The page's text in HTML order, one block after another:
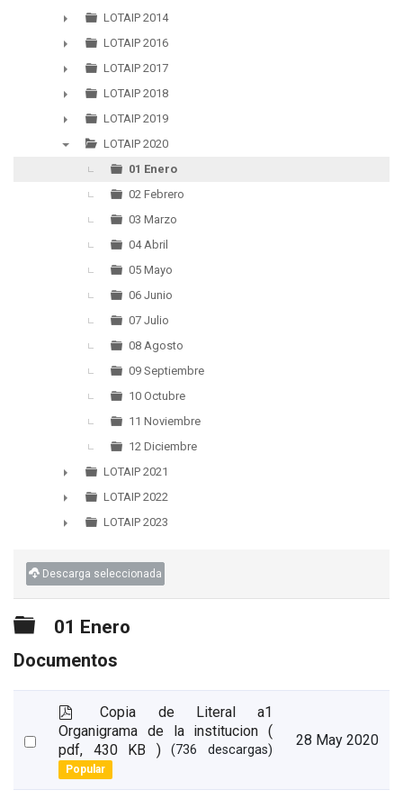
►
►
LOTAIP 2014
►
LOTAIP 2016
►
LOTAIP 2017
►
LOTAIP 2018
►
LOTAIP 2019
LOTAIP 2020
01 Enero
02 Febrero
03 Marzo
04 Abril
05 Mayo
06 Junio
07 Julio
08 Agosto
09 Septiembre
10 Octubre
11 Noviembre
12 Diciembre
►
LOTAIP 2021
►
LOTAIP 2022
LOTAIP 2023
Descarga seleccionada
Carpeta
01 Enero
Documentos
Select
item
p
d
f
Copia de Literal a1
Organigrama de la institucion (
pdf, 430 KB )
(736 descargas)
Popular
28 May 2020